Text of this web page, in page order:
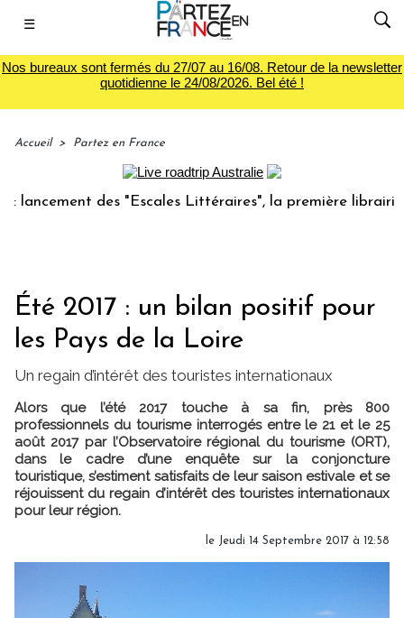
☰
Nos bureaux sont fermés du 27/07 au 16/08. Retour de la newsletter
quotidienne le 24/08/2026. Bel été !
Accueil > Partez en France
des "Escales Littéraires", la première librairie du
Été 2017 : un bilan positif pour
les Pays de la Loire
Un regain d’intérêt des touristes internationaux
Alors que l’été 2017 touche à sa fin, près 800
professionnels du tourisme interrogés entre le 21 et le 25
août 2017 par l’Observatoire régional du tourisme (ORT),
dans le cadre d’une enquête sur la conjoncture
touristique, s’estiment satisfaits de leur saison estivale et se
réjouissent du regain d’intérêt des touristes internationaux
pour leur région.
le Jeudi 14 Septembre 2017 à 12:58